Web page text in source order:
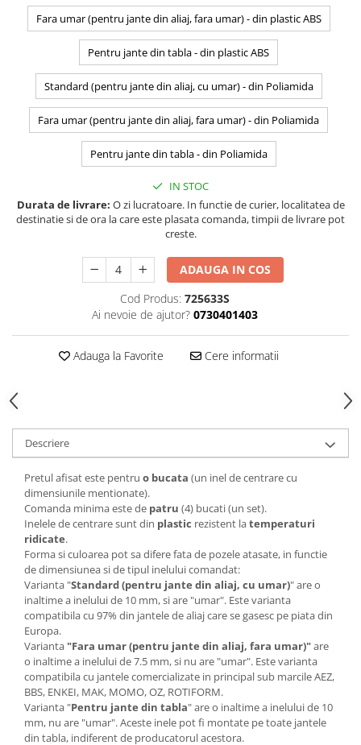
Fara umar (pentru jante din aliaj, fara umar) - din plastic ABS
Pentru jante din tabla - din plastic ABS
Standard (pentru jante din aliaj, cu umar) - din Poliamida
Fara umar (pentru jante din aliaj, fara umar) - din Poliamida
Pentru jante din tabla - din Poliamida
IN STOC
Durata de livrare: O zi lucratoare. In functie de curier, localitatea de
destinatie si de ora la care este plasata comanda, timpii de livrare pot
creste.
ADAUGA IN COS
Cod Produs: 725633S
Ai nevoie de ajutor? 0730401403
Adauga la Favorite Cere informatii
Descriere
Pretul afisat este pentru o bucata (un inel de centrare cu
dimensiunile mentionate).
Comanda minima este de patru (4) bucati (un set).
Inelele de centrare sunt din plastic rezistent latemperaturi
ridicate.
Forma si culoarea pot sa difere fata de pozele atasate, in functie
de dimensiunea si de tipul inelului comandat:
Varianta "Standard (pentru jante din aliaj, cu umar)" are o
inaltime a inelului de 10 mm, si are "umar". Este varianta
compatibila cu 97% din jantele de aliaj care se gasesc pe piata din
Europa.
Varianta "Fara umar (pentru jante din aliaj, fara umar)"are
o inaltime a inelului de 7.5 mm, si nu are "umar". Este varianta
compatibila cu jantele comercializate in principal sub marcile AEZ,
BBS, ENKEI, MAK, MOMO, OZ, ROTIFORM.
Varianta "Pentru jante din tabla" are o inaltime a inelului de 10
mm, nu are "umar". Aceste inele pot fi montate pe toate jantele
din tabla, indiferent de producatorul acestora.